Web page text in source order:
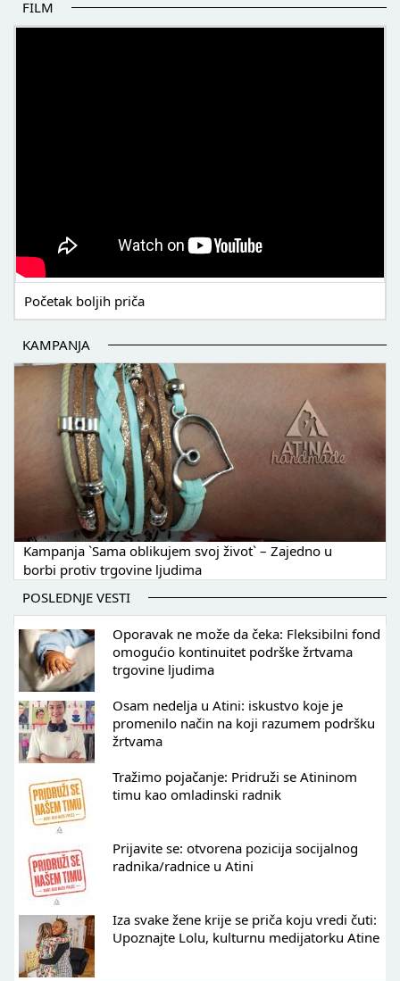
FILM
Početak boljih priča
KAMPANJA
Kampanja `Sama oblikujem svoj život` – Zajedno u
borbi protiv trgovine ljudima
POSLEDNJE VESTI
Oporavak ne može da čeka: Fleksibilni fond
omogućio kontinuitet podrške žrtvama
trgovine ljudima
Osam nedelja u Atini: iskustvo koje je
promenilo način na koji razumem podršku
žrtvama
Tražimo pojačanje: Pridruži se Atininom
timu kao omladinski radnik
Prijavite se: otvorena pozicija socijalnog
radnika/radnice u Atini
Iza svake žene krije se priča koju vredi čuti:
Upoznajte Lolu, kulturnu medijatorku Atine